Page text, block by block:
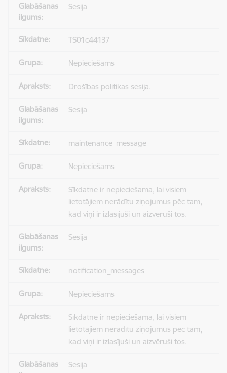
Sesija
TS01c44137
Nepieciešams
Drošības politikas sesija.
Sesija
maintenance_message
Nepieciešams
Sīkdatne ir nepieciešama, lai visiem
lietotājiem nerādītu ziņojumus pēc tam,
kad viņi ir izlasījuši un aizvēruši tos.
Sesija
notification_messages
Nepieciešams
Sīkdatne ir nepieciešama, lai visiem
lietotājiem nerādītu ziņojumus pēc tam,
kad viņi ir izlasījuši un aizvēruši tos.
Sesija